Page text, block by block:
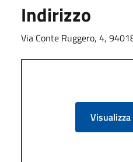
Indirizzo
Via Conte Ruggero, 4,